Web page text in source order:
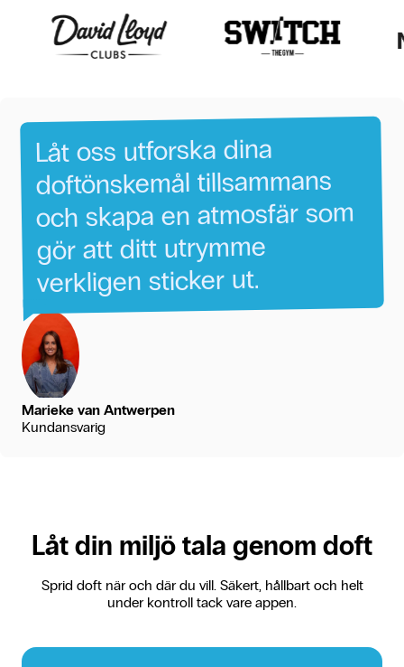
Låt oss utforska dina
doftönskemål tillsammans
och skapa en atmosfär som
gör att ditt utrymme
verkligen sticker ut.
Marieke van Antwerpen
Kundansvarig
Låt din miljö tala genom doft
Sprid doft när och där du vill. Säkert, hållbart och helt
under kontroll tack vare appen.